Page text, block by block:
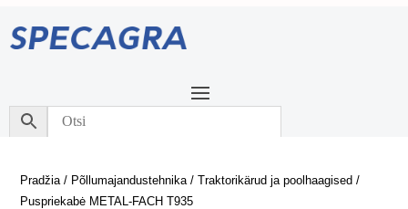
Pradžia/ Põllumajandustehnika/Traktorikärud ja poolhaagised /
Puspriekabė METAL-FACH T935